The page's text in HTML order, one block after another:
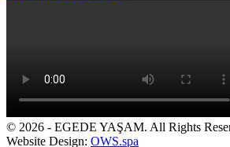
© 2026 - EGEDE YAŞAM. All Rights
Website Design: OWS.spa